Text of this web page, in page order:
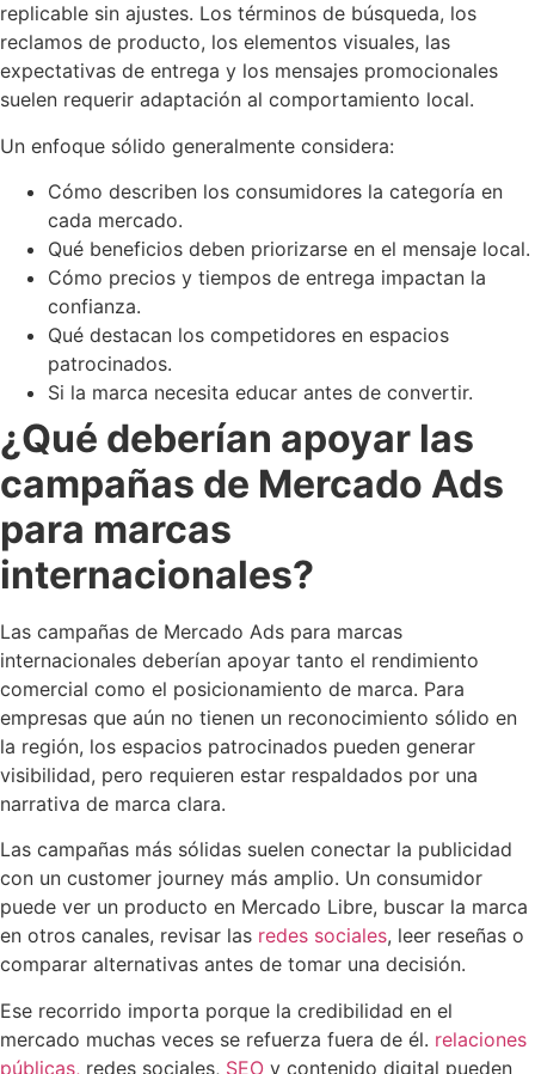
replicable sin ajustes. Los términos de búsqueda, los
reclamos de producto, los elementos visuales, las
expectativas de entrega y los mensajes promocionales
suelen requerir adaptación al comportamiento local.
Un enfoque sólido generalmente considera:
Cómo describen los consumidores la categoría en
cada mercado.
Qué beneficios deben priorizarse en el mensaje local.
Cómo precios y tiempos de entrega impactan la
confianza.
Qué destacan los competidores en espacios
patrocinados.
Si la marca necesita educar antes de convertir.
¿Qué deberían apoyar las
campañas de Mercado Ads
para marcas
internacionales?
Las campañas de Mercado Ads para marcas
internacionales deberían apoyar tanto el rendimiento
comercial como el posicionamiento de marca. Para
empresas que aún no tienen un reconocimiento sólido en
la región, los espacios patrocinados pueden generar
visibilidad, pero requieren estar respaldados por una
narrativa de marca clara.
Las campañas más sólidas suelen conectar la publicidad
con un customer journey más amplio. Un consumidor
puede ver un producto en Mercado Libre, buscar la marca
en otros canales, revisar las redes sociales, leer reseñas o
comparar alternativas antes de tomar una decisión.
Ese recorrido importa porque la credibilidad en el
mercado muchas veces se refuerza fuera de él. relaciones
públicas, redes sociales, SEO y contenido digital pueden